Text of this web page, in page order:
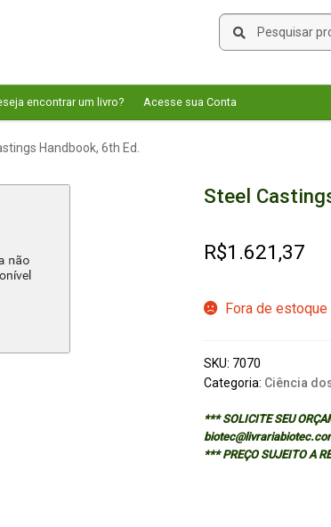
Pesquisar
Pesquisar
encontrar um livro? Acesse sua Conta
Handbook, 6th Ed.
Steel
R$1.621,37
Fora de estoque
SKU: 7070
Categoria: Ciência
*** SOLICITE SEU
*** PREÇO SUJEITO A